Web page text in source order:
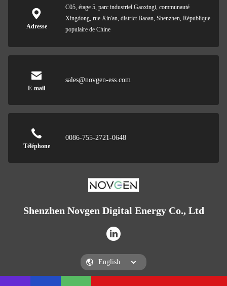
Adresse
C05, étage 5, parc industriel Gaoxingi, communauté
Xingdong, rue Xin'an, district Baoan, Shenzhen, République
populaire de Chine
E-mail
sales@novgen-ess.com
Téléphone
0086-755-2721-0648
Shenzhen Novgen Digital Energy Co., Ltd